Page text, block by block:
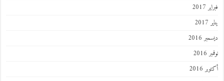
فبراير 2017
يناير 2017
ديسمبر 2016
نوفمبر 2016
أكتوبر 2016